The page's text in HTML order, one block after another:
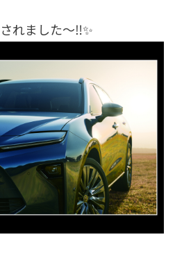
れました～‼✨